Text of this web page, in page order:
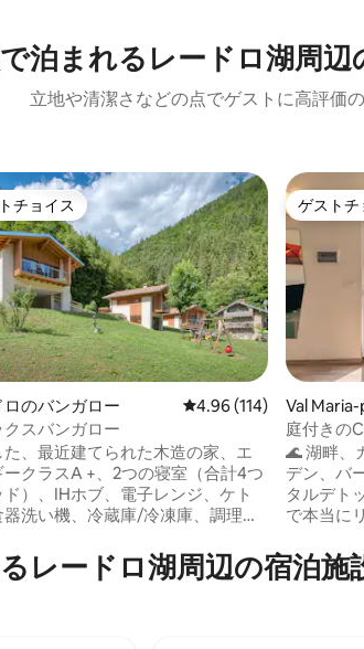
泊まれるレードロ湖周⁠辺⁠
立地や清潔さなどの点でゲストに高評価
中4.99つ星の平均評価
チョイス
チョイス
ロのバンガロー レビュー114件、5つ星
4.96 (114)
クスバンガロー
、最近建てられた木造の家、エ
ークラスA +、2つの寝室（合計4つ
）、IHホブ、電子レンジ、ケト
器洗い機、冷蔵庫/冷凍庫、調理器
暖炉、ソファを備えたリビングル
シャワー付きのバスルーム、大き
ゲスト
ゲストチ
Val
庭付きの
🌊 湖畔、
デン、バ
タルデト
で本当に
は、家族
適です。
レードロ湖周⁠辺⁠の宿⁠泊⁠